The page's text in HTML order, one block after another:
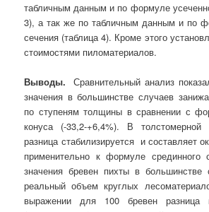
табличным данным и по формуле
3), а так же по табличным данным и по
сечения (таблица 4). Кроме этого
стоимостями пиломатериалов.
Выводы.Сравнительный анализ
значения в большинстве случаев
по ступеням толщины в сравнении с
конуса (-33,2-+6,4%). В толстомерной
разница стабилизируется и составляет
применительно к формуле срединного
значения бревен пихты в большинстве
реальный объем круглых
выражении для 100 бревен разница